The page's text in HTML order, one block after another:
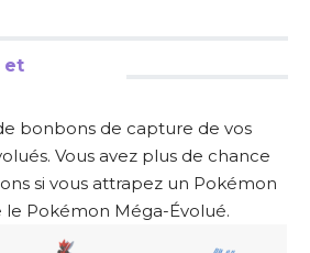
et
bonbons de capture de vos
Vous avez plus de chance
si vous attrapez un Pokémon
Pokémon Méga-Évolué.